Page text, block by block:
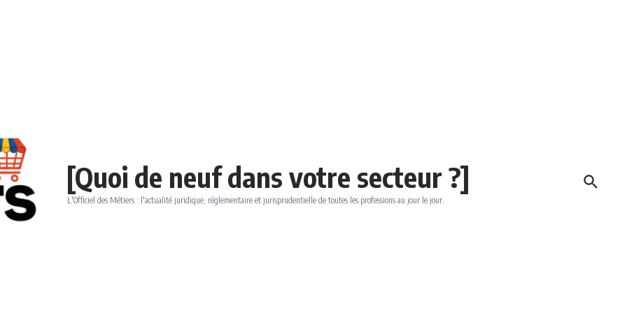
[Quoi de neuf dans votre secteur ?]
L'Officiel des Métiers : l'actualité juridique, réglementaire et jurisprudentielle de toutes les professions au jour le jour.